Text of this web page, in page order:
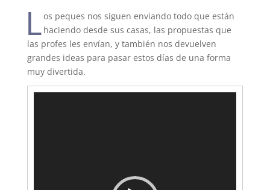
Los peques nos siguen enviando todo que están
haciendo desde sus casas, las propuestas que
las profes les envían, y también nos devuelven
grandes ideas para pasar estos días de una forma
muy divertida.